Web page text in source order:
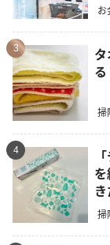
お
3
掃
4
掃